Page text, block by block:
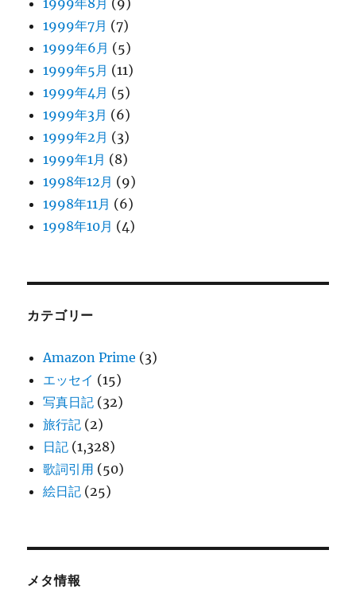
1999年7月 (7)
1999年6月 (5)
1999年5月 (11)
1999年4月 (5)
1999年3月 (6)
1999年2月 (3)
1999年1月 (8)
1998年12月 (9)
1998年11月 (6)
1998年10月 (4)
カテゴリー
Amazon Prime (3)
エッセイ (15)
写真日記 (32)
旅行記 (2)
日記 (1,328)
歌詞引用 (50)
絵日記 (25)
メタ情報